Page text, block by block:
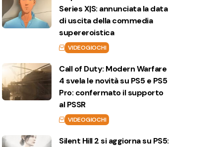
Series X|S: annunciata la data
di uscita della commedia
supereroistica
VIDEOGIOCHI
Call of Duty: Modern Warfare
4 svela le novità su PS5 e PS5
Pro: confermato il supporto
al PSSR
VIDEOGIOCHI
Silent Hill 2 si aggiorna su PS5: